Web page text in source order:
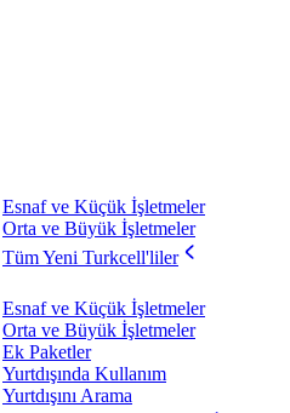
Esnaf ve Küçük İşletmeler
Orta ve Büyük İşletmeler
Tüm Yeni Turkcell'liler
Esnaf ve Küçük İşletmeler
Orta ve Büyük İşletmeler
Ek Paketler
Yurtdışında Kullanım
Yurtdışını Arama